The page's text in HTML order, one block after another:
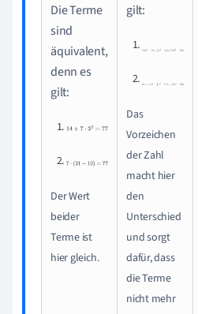
Die Terme
sind
äquivalent,
denn es
gilt:
14+7⋅32=77
7⋅(21−10)=
Der Wert
beider
Terme ist
hier gleich.
gilt:
0, 6x2−16+
2x⋅ x+31−4
Das
Vorzeichen
der Zahl
macht hier
den
Unterschied
und sorgt
dafür, dass
die Terme
nicht mehr